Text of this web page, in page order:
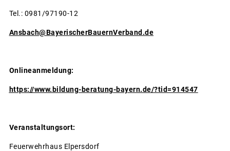
Tel.: 0981/97190-12
Ansbach@BayerischerBauernVerband.de
Onlineanmeldung:
https://www.bildung-beratung-bayern.de/?tid=914547
Veranstaltungsort:
Feuerwehrhaus Elpersdorf